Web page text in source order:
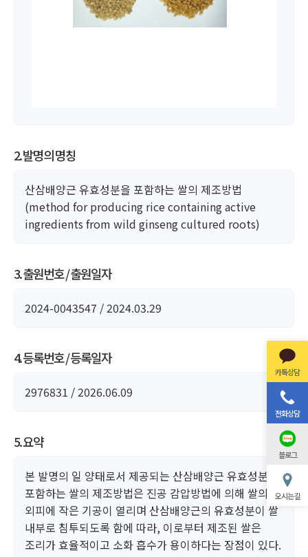
2. 발명의 명칭
산삼배양근 유효성분을 포함하는 쌀의 제조방법
(method for producing rice containing active
ingredients from wild ginseng cultured roots)
3. 출원번호 / 출원일자
2024-0043547 / 2024.03.29
4. 등록번호 / 등록일자
2976831 / 2026.06.09
5. 요약
본 발명의 일 양태로서 제공되는 산삼배양근 유효성분을
포함하는 쌀의 제조방법은 진공 감압방법에 의해 쌀의
외피에 작은 기공이 열리며 산삼배양근의 유효성분이 쌀
내부로 침투되도록 함에 따라, 이로부터 제조된 쌀은
조리가 효율적이고 소화 흡수가 용이하다는 장점이 있다.
카톡상담
전화상담
블로그
오시는 길